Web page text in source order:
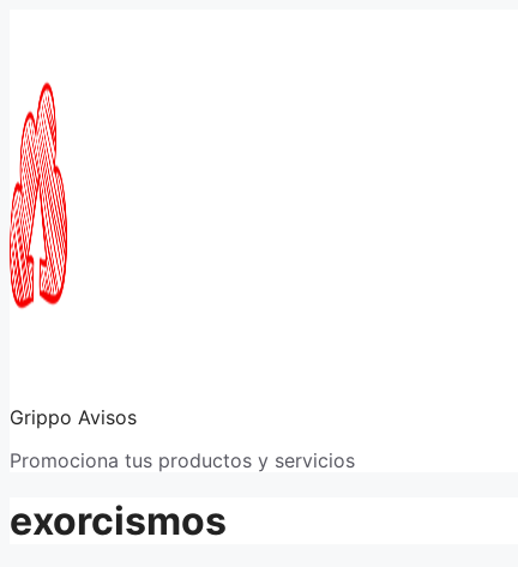
Grippo Avisos
Promociona tus productos y servicios
exorcismos